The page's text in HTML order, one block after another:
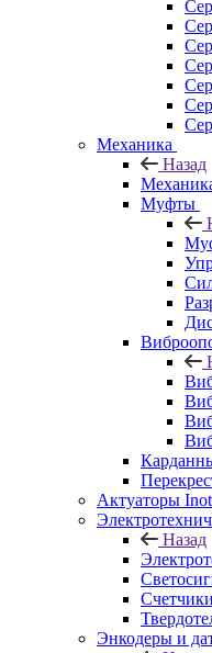
Механика
Назад
Муфты
Актуаторы
Назад
Энкодеры и